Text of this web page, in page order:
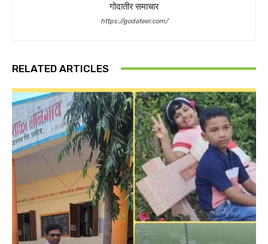
गोदातीर समाचार
https://godateer.com/
RELATED ARTICLES